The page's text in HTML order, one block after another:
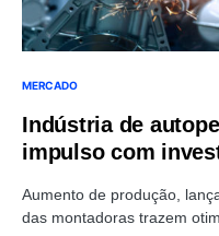
MERCADO
Indústria de
impulso com
Aumento de produção,
das montadoras trazem